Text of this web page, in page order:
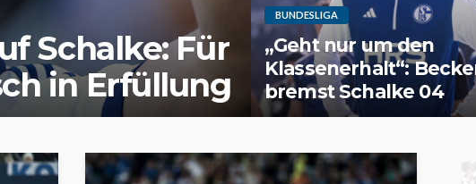
Schalke: Für
in Erfüllung
BUNDESLIGA
„Geht nur um den
Klassenerhalt“:
bremst Schalke 04